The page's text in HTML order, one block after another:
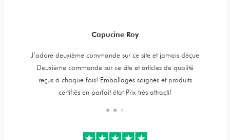
Capucine Roy
J’adore deuxième commande sur ce site et jamais déçue
Deuxième commande sur ce site et articles de qualité
reçus à chaque fois! Emballages soignés et produits
certifiés en parfait état Prix très attractif